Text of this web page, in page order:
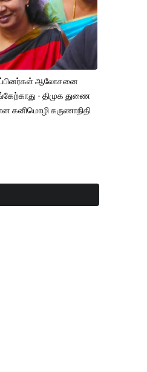
ஆலோசனை
- திமுக துணை
கனிமொழி கருணாநிதி